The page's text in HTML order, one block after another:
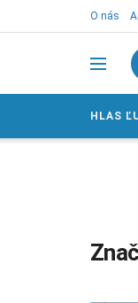
O nás
HLAS